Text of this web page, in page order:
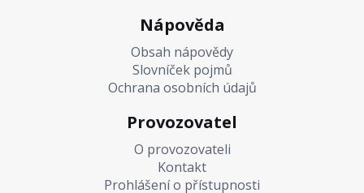
Nápověda
Obsah nápovědy
Slovníček pojmů
Ochrana osobních údajů
Provozovatel
O provozovateli
Kontakt
Prohlášení o přístupnosti